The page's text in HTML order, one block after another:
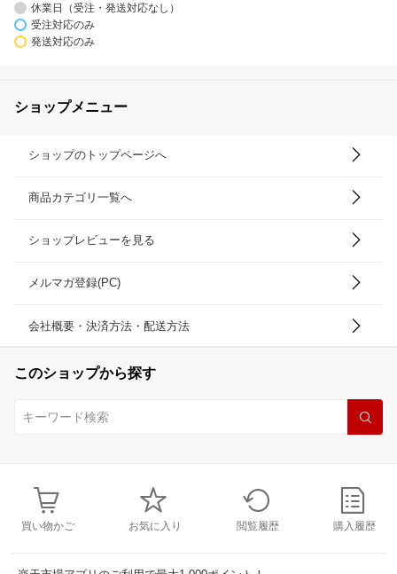
休業日（受注・発送対応なし）
受注対応のみ
発送対応のみ
ショップメニュー
ショップのトップページへ
商品カテゴリ一覧へ
ショップレビューを見る
メルマガ登録(PC)
会社概要・決済方法・配送方法
このショップから探す
買い物かご お気に入り 閲覧履歴 購入履歴